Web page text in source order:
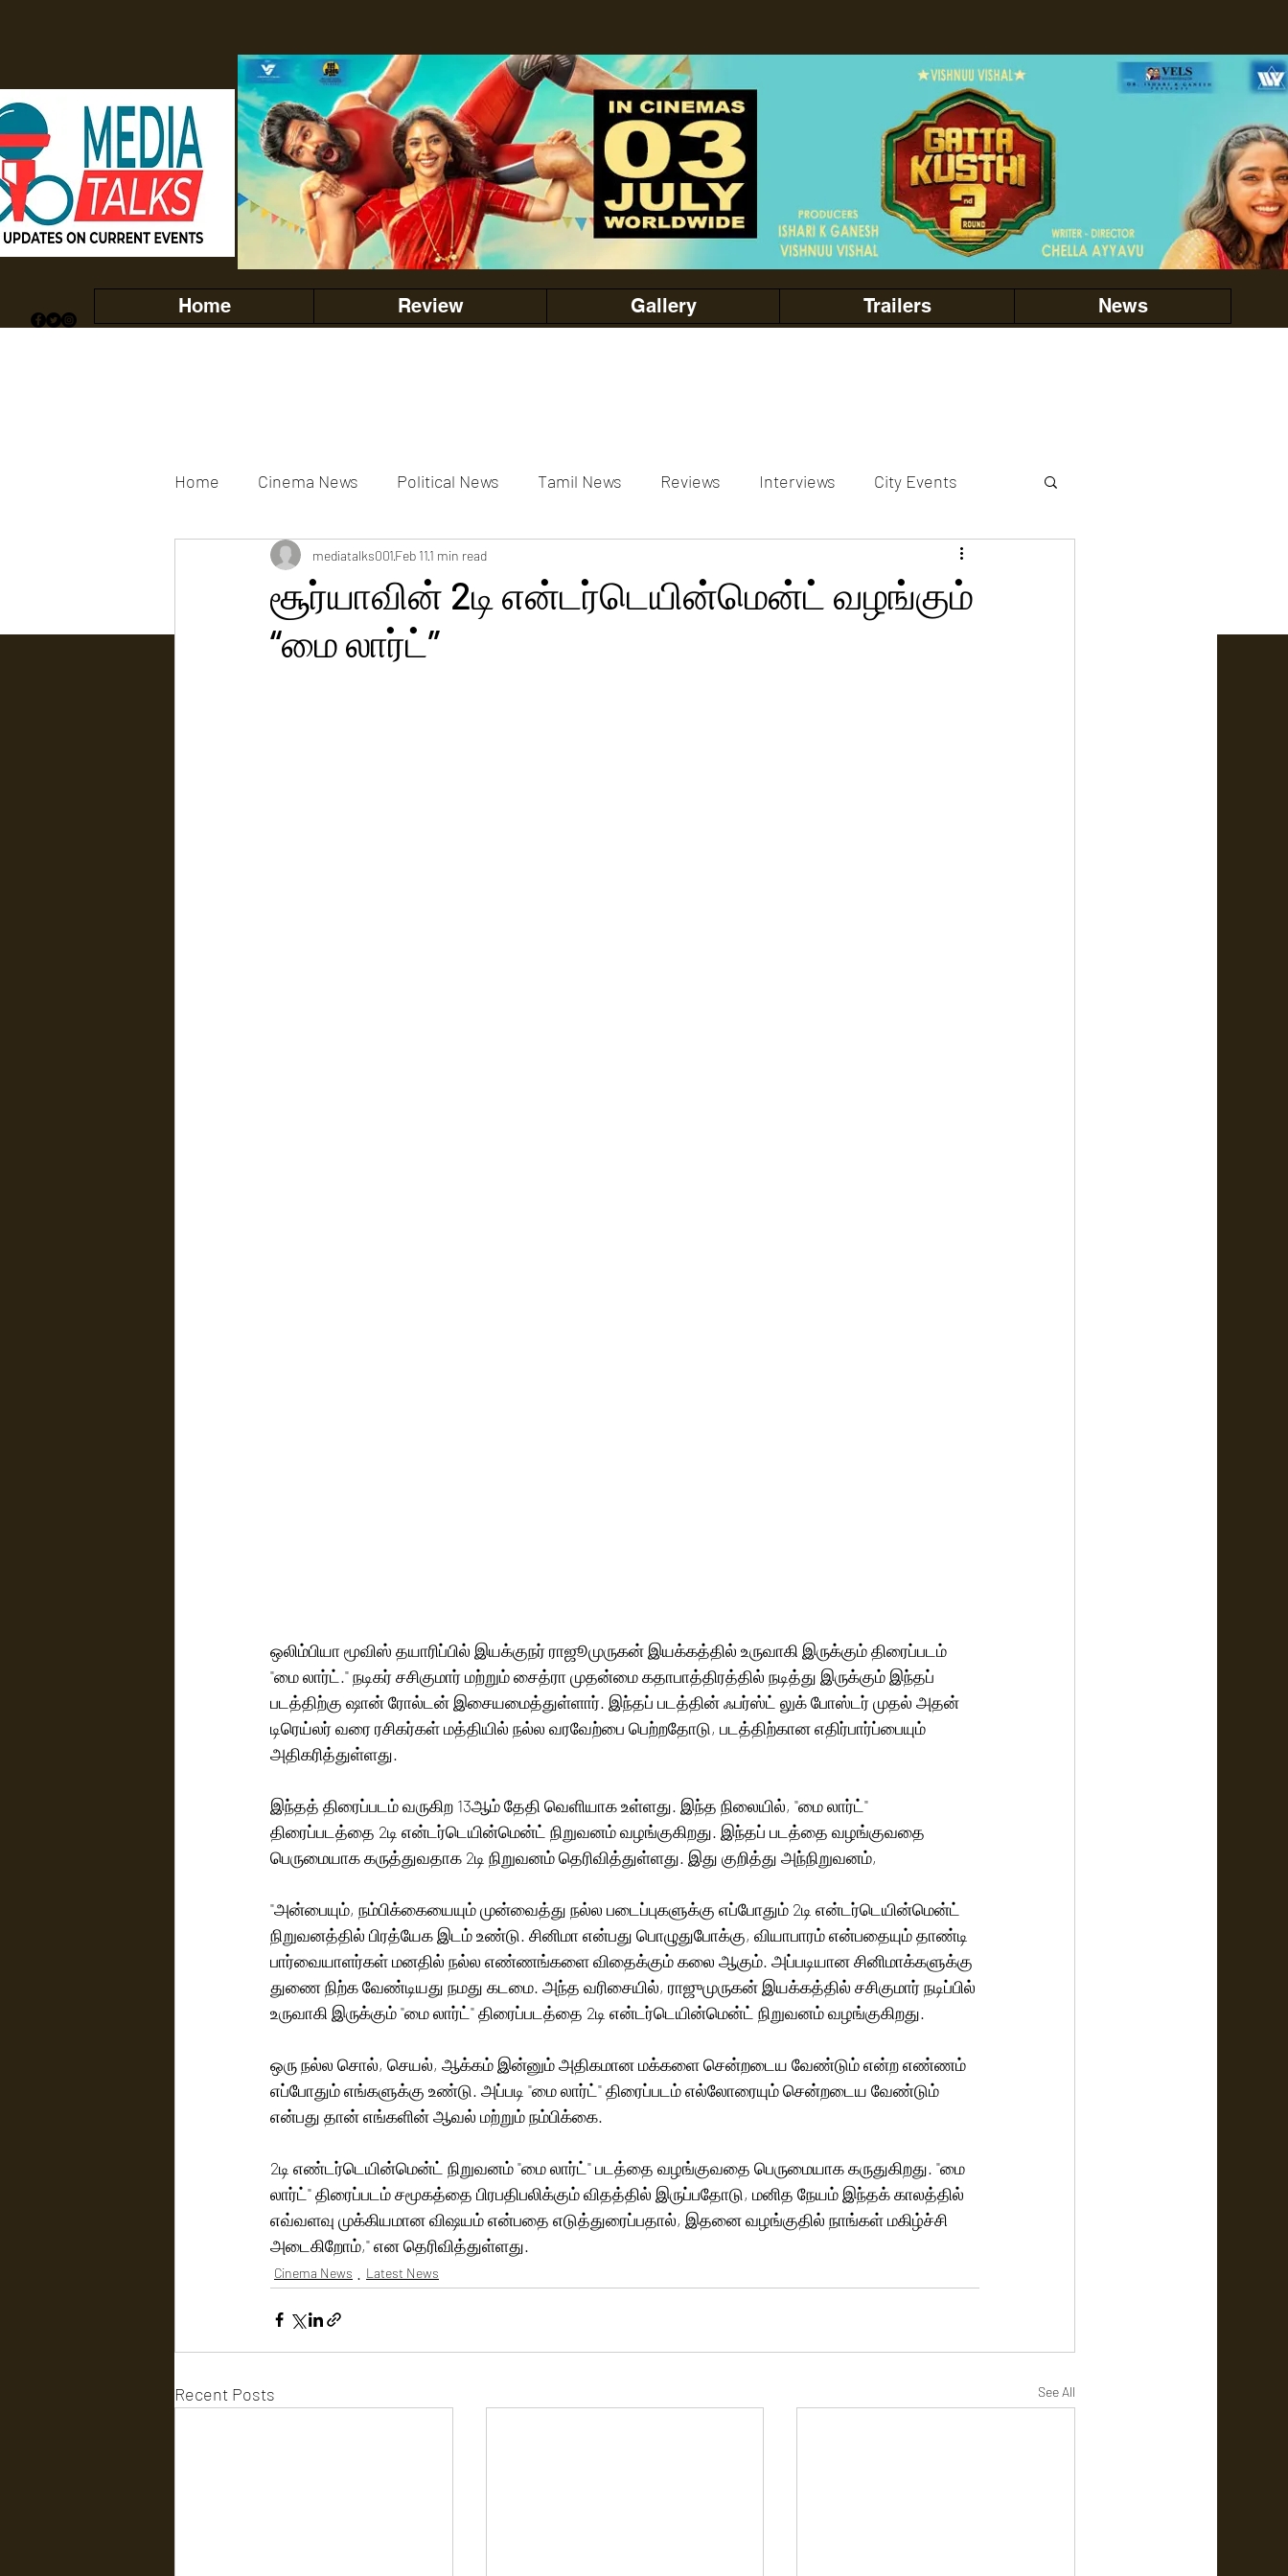
Home Review Gallery Trailers News
Home Cinema News Political News Tamil News Reviews Interviews City Events
Movies Gallery Actress Gallery actors gallery
Tv news
சூர்யாவின் 2டி என்டர்டெயின்மென்ட் வழங்கும்
“மை லார்ட்”
mediatalks001Feb 111 min read
ஒலிம்பியா மூவிஸ் தயாரிப்பில் இயக்குநர் ராஜூமுருகன் இயக்கத்தில் உருவாகி இருக்கும் திரைப்படம்
"மை லார்ட்." நடிகர் சசிகுமார் மற்றும் சைத்ரா முதன்மை கதாபாத்திரத்தில் நடித்து இருக்கும் இந்தப்
படத்திற்கு ஷான் ரோல்டன் இசையமைத்துள்ளார். இந்தப் படத்தின் ஃபர்ஸ்ட் லுக் போஸ்டர் முதல் அதன்
டிரெய்லர் வரை ரசிகர்கள் மத்தியில் நல்ல வரவேற்பை பெற்றதோடு, படத்திற்கான எதிர்பார்ப்பையும்
அதிகரித்துள்ளது.
இந்தத் திரைப்படம் வருகிற 13ஆம் தேதி வெளியாக உள்ளது. இந்த நிலையில், "மை லார்ட்"
திரைப்படத்தை 2டி என்டர்டெயின்மென்ட் நிறுவனம் வழங்குகிறது. இந்தப் படத்தை வழங்குவதை
பெருமையாக கருத்துவதாக 2டி நிறுவனம் தெரிவித்துள்ளது. இது குறித்து அந்நிறுவனம்,
"அன்பையும், நம்பிக்கையையும் முன்வைத்து நல்ல படைப்புகளுக்கு எப்போதும் 2டி என்டர்டெயின்மென்ட்
நிறுவனத்தில் பிரத்யேக இடம் உண்டு. சினிமா என்பது பொழுதுபோக்கு, வியாபாரம் என்பதையும் தாண்டி
பார்வையாளர்கள் மனதில் நல்ல எண்ணங்களை விதைக்கும் கலை ஆகும். அப்படியான சினிமாக்களுக்கு
துணை நிற்க வேண்டியது நமது கடமை. அந்த வரிசையில், ராஜுமுருகன் இயக்கத்தில் சசிகுமார் நடிப்பில்
உருவாகி இருக்கும் "மை லார்ட்" திரைப்படத்தை 2டி என்டர்டெயின்மென்ட் நிறுவனம் வழங்குகிறது.
ஒரு நல்ல சொல், செயல், ஆக்கம் இன்னும் அதிகமான மக்களை சென்றடைய வேண்டும் என்ற எண்ணம்
எப்போதும் எங்களுக்கு உண்டு. அப்படி "மை லார்ட்" திரைப்படம் எல்லோரையும் சென்றடைய வேண்டும்
என்பது தான் எங்களின் ஆவல் மற்றும் நம்பிக்கை.
2டி எண்டர்டெயின்மென்ட் நிறுவனம் "மை லார்ட்" படத்தை வழங்குவதை பெருமையாக கருதுகிறது. "மை
லார்ட்" திரைப்படம் சமூகத்தை பிரபதிபலிக்கும் விதத்தில் இருப்பதோடு, மனித நேயம் இந்தக் காலத்தில்
எவ்வளவு முக்கியமான விஷயம் என்பதை எடுத்துரைப்பதால், இதனை வழங்குதில் நாங்கள் மகிழ்ச்சி
அடைகிறோம்," என தெரிவித்துள்ளது.
Cinema News Latest News
Recent Posts See All